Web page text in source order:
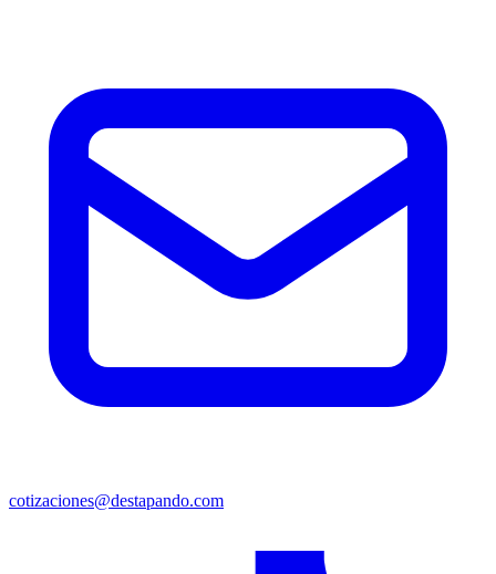
cotizaciones@destapando.com